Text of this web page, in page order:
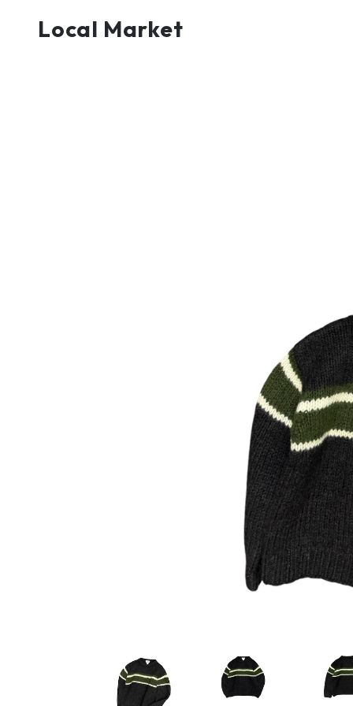
Local Market